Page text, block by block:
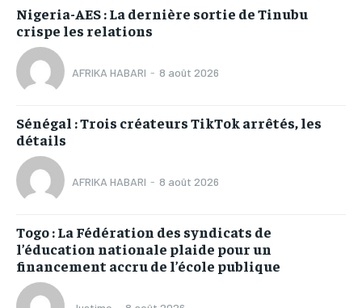
Nigeria-AES : La dernière sortie de Tinubu
crispe les relations
AFRIKA HABARI - 8 août 2026
Sénégal : Trois créateurs TikTok arrêtés, les
détails
AFRIKA HABARI - 8 août 2026
Togo : La Fédération des syndicats de
l’éducation nationale plaide pour un
financement accru de l’école publique